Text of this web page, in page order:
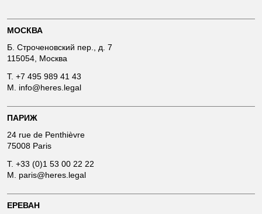
МОСКВА
Б. Строченовский пер., д. 7
115054, Москва
T. +7 495 989 41 43
M. info@heres.legal
ПАРИЖ
24 rue de Penthièvre
75008 Paris
T. +33 (0)1 53 00 22 22
M. paris@heres.legal
ЕРЕВАН